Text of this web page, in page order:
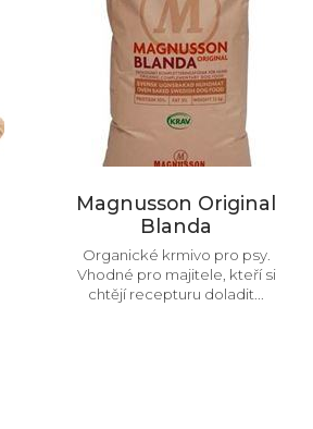
Magnusson Original
Blanda
Organické krmivo pro psy.
Vhodné pro majitele, kteří si
chtějí recepturu doladit...